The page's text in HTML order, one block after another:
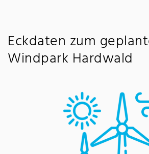
Eckdaten zum
Windpark Hardwald